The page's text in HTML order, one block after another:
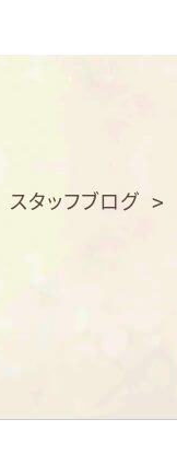
スタッフブログ >